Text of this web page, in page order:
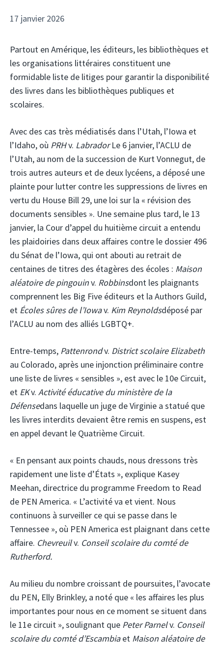
17 janvier 2026
Partout en Amérique, les éditeurs, les bibliothèques et
les organisations littéraires constituent une
formidable liste de litiges pour garantir la disponibilité
des livres dans les bibliothèques publiques et
scolaires.
Avec des cas très médiatisés dans l’Utah, l’Iowa et
l’Idaho, où PRHv. LabradorLe 6 janvier, l’ACLU de
l’Utah, au nom de la succession de Kurt Vonnegut, de
trois autres auteurs et de deux lycéens, a déposé une
plainte pour lutter contre les suppressions de livres en
vertu du House Bill 29, une loi sur la « révision des
documents sensibles ». Une semaine plus tard, le 13
janvier, la Cour d’appel du huitième circuit a entendu
les plaidoiries dans deux affaires contre le dossier 496
du Sénat de l’Iowa, qui ont abouti au retrait de
centaines de titres des étagères des écoles : Maison
aléatoire de pingouinv. Robbinsdont les plaignants
comprennent les Big Five éditeurs et la Authors Guild,
et Écoles sûres de l’Iowav. Kim Reynoldsdéposé par
l’ACLU au nom des alliés LGBTQ+.
Entre-temps, Pattenrondv. District scolaire Elizabeth
au Colorado, après une injonction préliminaire contre
une liste de livres « sensibles », est avec le 10e Circuit,
et EKv. Activité éducative du ministère de la
Défensedans laquelle un juge de Virginie a statué que
les livres interdits devaient être remis en suspens, est
en appel devant le Quatrième Circuit.
« En pensant aux points chauds, nous dressons très
rapidement une liste d’États », explique Kasey
Meehan, directrice du programme Freedom to Read
de PEN America. « L’activité va et vient. Nous
continuons à surveiller ce qui se passe dans le
Tennessee », où PEN America est plaignant dans cette
affaire. Chevreuilv. Conseil scolaire du comté de
Rutherford.
Au milieu du nombre croissant de poursuites, l’avocate
du PEN, Elly Brinkley, a noté que « les affaires les plus
importantes pour nous en ce moment se situent dans
le 11e circuit », soulignant que Peter Parnelv. Conseil
scolaire du comté d’Escambiaet Maison aléatoire de